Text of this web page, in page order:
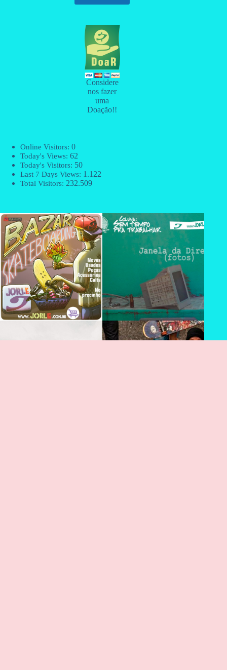
Considere
nos fazer
uma
Doação!!
Online Visitors: 0
Today's Views: 62
Today's Visitors: 50
Last 7 Days Views: 1.122
Total Visitors: 232.509